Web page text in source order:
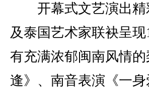
开幕式文艺演出精
及泰国艺术家联袂呈
有充满浓郁闽南风情
逢》、南音表演《一